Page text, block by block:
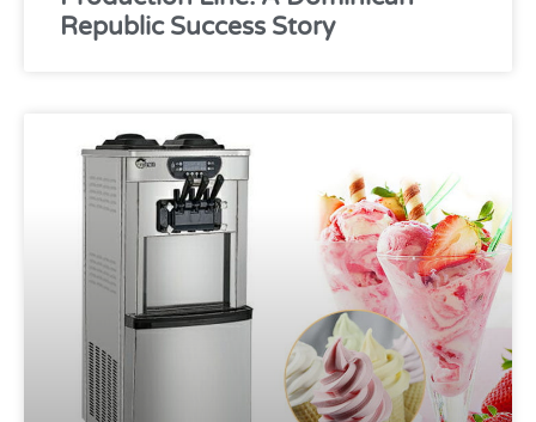
Republic Success Story